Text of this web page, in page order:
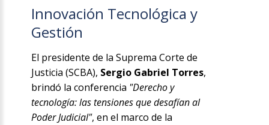
Innovación Tecnológica y
Gestión
El presidente de la Suprema Corte de
Justicia (SCBA), Sergio Gabriel Torres,
brindó la conferencia "Derecho y
tecnología: las tensiones que desafían al
Poder Judicial", en el marco de la